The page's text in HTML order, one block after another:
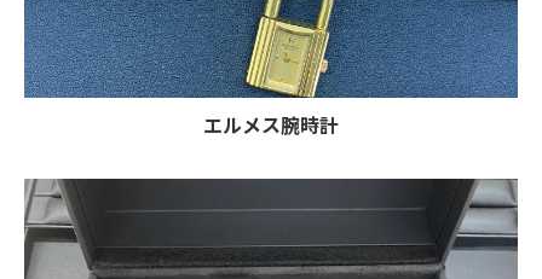
エルメス腕時計